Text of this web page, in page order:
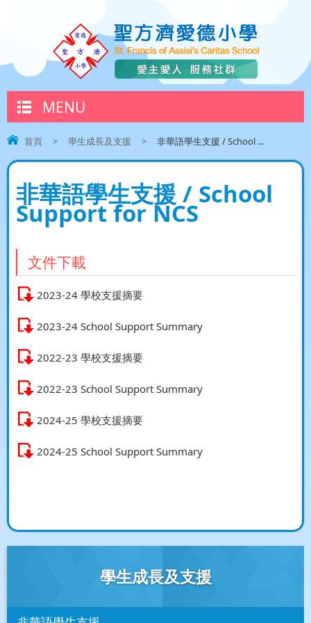
MENU
首頁 > 學生成長及支援 > 非華語學生支援 / School ...
非華語學生支援 / School
Support for NCS
文件下載
2023-24 學校支援摘要
2023-24 School Support Summary
2022-23 學校支援摘要
2022-23 School Support Summary
2024-25 學校支援摘要
2024-25 School Support Summary
學生成長及支援